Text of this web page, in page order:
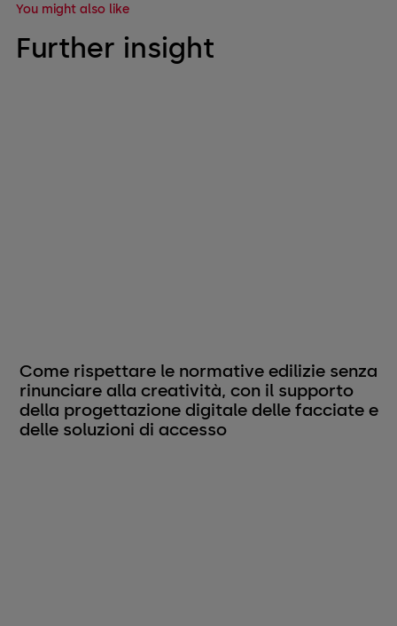
You might also like
Further insight
Come rispettare le normative edilizie senza
rinunciare alla creatività, con il supporto
della progettazione digitale delle facciate e
delle soluzioni di accesso